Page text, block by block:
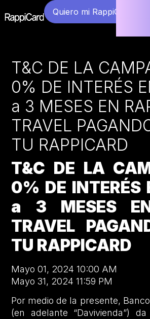
Quiero mi RappiCard
T&C DE LA
0% DE INTERÉS
a 3 MESES EN
TRAVEL
TU RAPPICARD
T&C DE LA
0% DE INTERÉS
a 3 MESES
TRAVEL
TU RAPPICARD
Mayo 01, 2024 10:00 AM
Mayo 31, 2024 11:59 PM
Por medio de la presente,
(en adelante “Davivienda”)